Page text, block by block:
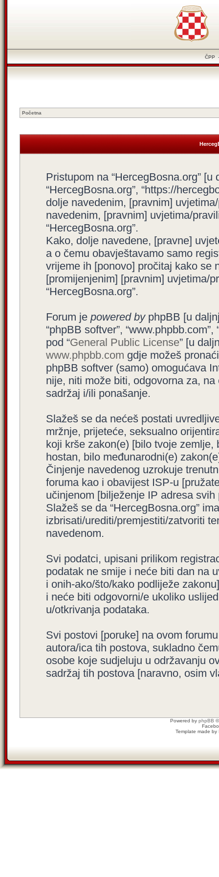
ČPP
Početna
Pristupom na “HercegBosna.org” [u
“HercegBosna.org”, “https://
dolje navedenim, [pravnim]
navedenim, [pravnim] uvjetima/
“HercegBosna.org”.
Kako, dolje navedene, [pravne]
a o čemu obavještavamo samo
vrijeme ih [ponovo] pročitaj kako se
[promijenjenim] [pravnim] uvjetima/
“HercegBosna.org”.
Forum je powered byphpBB [u
“phpBB softver”,
pod “General Public License” [u
www.phpbb.com gdje možeš
phpBB softver (samo) omogućava
nije, niti može biti, odgovorna za,
sadržaj i/ili ponašanje.
Slažeš se da nećeš postati
mržnje, prijeteće, seksualno
koji krše zakon(e) [bilo tvoje zemlje,
hostan, bilo međunarodni(e)
Činjenje navedenog uzrokuje
foruma kao i obavijest ISP-u
učinjenom [bilježenje IP adresa
Slažeš se da “HercegBosna.org”
izbrisati/urediti/premjestiti/zatvoriti
navedenom.
Svi podatci, upisani prilikom
podatak ne smije i neće biti dan na
i onih-ako/što/kako podliježe
i neće biti odgovorni/e ukoliko
u/otkrivanja podataka.
Svi postovi [poruke] na ovom
autora/ica tih postova, sukladno
osobe koje sudjeluju u održavanju
sadržaj tih postova [naravno, osim
Powered by phpBB
Template made by